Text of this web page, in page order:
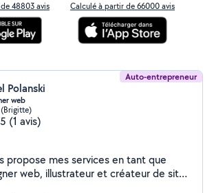
48803 avis Calculé à partir de 66000 avis
Auto-entrepreneur
Polanski
web
(Brigitte)
(1 avis)
web, illustrateur et créateur de sites